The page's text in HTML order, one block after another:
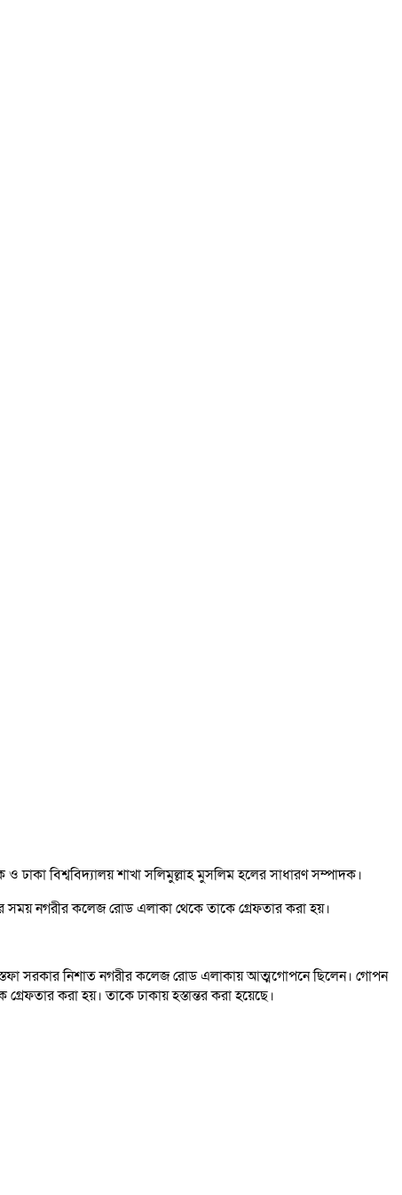
ও ঢাকা বিশ্ববিদ্যালয় শাখা সলিমুল্লাহ মুসলিম হলের সাধারণ সম্পাদক।
সময় নগরীর কলেজ রোড এলাকা থেকে তাকে গ্রেফতার করা হয়।
সরকার নিশাত নগরীর কলেজ রোড এলাকায় আত্মগোপনে ছিলেন। গোপন
করা হয়। তাকে ঢাকায় হস্তান্তর করা হয়েছে।